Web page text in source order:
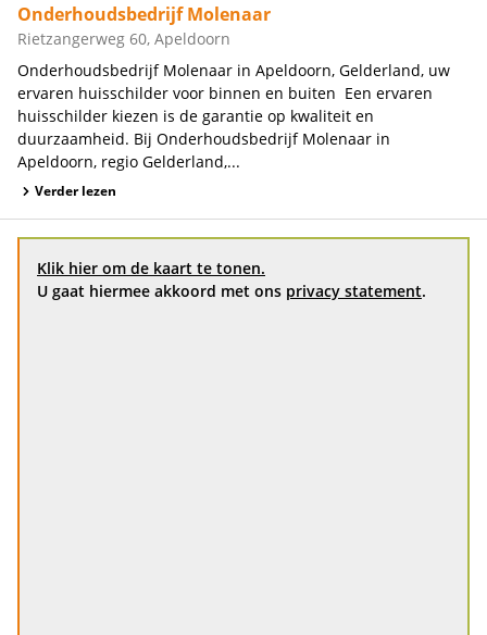
Onderhoudsbedrijf Molenaar
Rietzangerweg 60, Apeldoorn
Onderhoudsbedrijf Molenaar in Apeldoorn, Gelderland, uw
ervaren huisschilder voor binnen en buiten Een ervaren
huisschilder kiezen is de garantie op kwaliteit en
duurzaamheid. Bij Onderhoudsbedrijf Molenaar in
Apeldoorn, regio Gelderland,...
Verder lezen
Klik hier om de kaart te tonen.
U gaat hiermee akkoord met ons privacy statement.